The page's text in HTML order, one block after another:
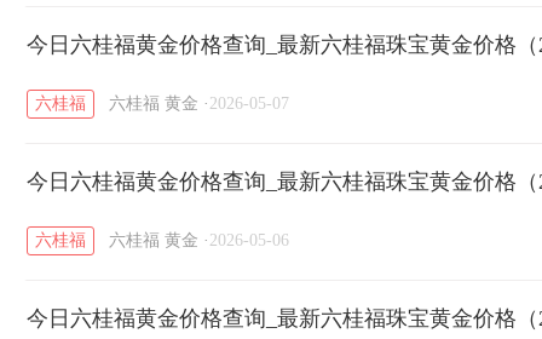
今日六桂福黄金价格查询_最新六桂福珠宝黄金价格（
六桂福 六桂福 黄金 · 2026-05-07
今日六桂福黄金价格查询_最新六桂福珠宝黄金价格（
六桂福 六桂福 黄金 · 2026-05-06
今日六桂福黄金价格查询_最新六桂福珠宝黄金价格（